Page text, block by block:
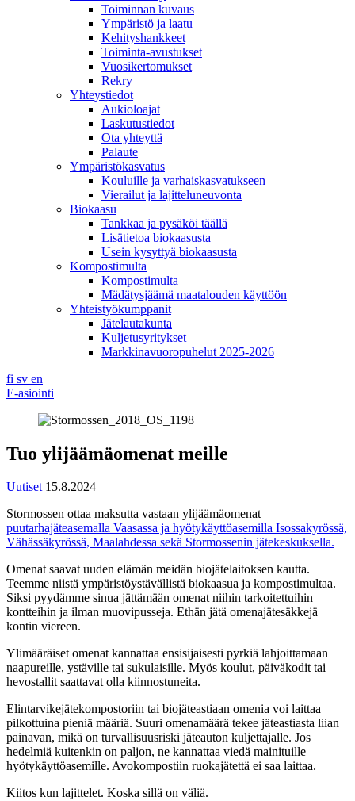
Toiminnan kuvaus
Ympäristö ja laatu
Kehityshankkeet
Toiminta-avustukset
Vuosikertomukset
Rekry
Yhteystiedot
Aukioloajat
Laskutustiedot
Ota yhteyttä
Palaute
Ympäristökasvatus
Kouluille ja varhaiskasvatukseen
Vierailut ja lajitteluneuvonta
Biokaasu
Tankkaa ja pysäköi täällä
Lisätietoa biokaasusta
Usein kysyttyä biokaasusta
Kompostimulta
Kompostimulta
Mädätysjäämä maatalouden käyttöön
Yhteistyökumppanit
Jätelautakunta
Kuljetusyritykset
Markkinavuoropuhelut 2025-2026
fi sv en
E-asiointi
Tuo ylijäämäomenat meille
Uutiset 15.8.2024
Stormossen ottaa maksutta vastaan ylijäämäomenat
puutarhajäteasemalla Vaasassa ja hyötykäyttöasemilla Isossakyrössä,
Vähässäkyrössä, Maalahdessa sekä Stormossenin jätekeskuksella.
Omenat saavat uuden elämän meidän biojätelaitoksen kautta.
Teemme niistä ympäristöystävällistä biokaasua ja kompostimultaa.
Siksi pyydämme sinua jättämään omenat niihin tarkoitettuihin
kontteihin ja ilman muovipusseja. Ethän jätä omenajätesäkkejä
kontin viereen.
Ylimääräiset omenat kannattaa ensisijaisesti pyrkiä lahjoittamaan
naapureille, ystäville tai sukulaisille. Myös koulut, päiväkodit tai
hevostallit saattavat olla kiinnostuneita.
Elintarvikejätekompostoriin tai biojäteastiaan omenia voi laittaa
pilkottuina pieniä määriä. Suuri omenamäärä tekee jäteastiasta liian
painavan, mikä on turvallisuusriski jäteauton kuljettajalle. Jos
hedelmiä kuitenkin on paljon, ne kannattaa viedä mainituille
hyötykäyttöasemille. Avokompostiin ruokajätettä ei saa laittaa.
Kiitos kun lajittelet. Koska sillä on väliä.